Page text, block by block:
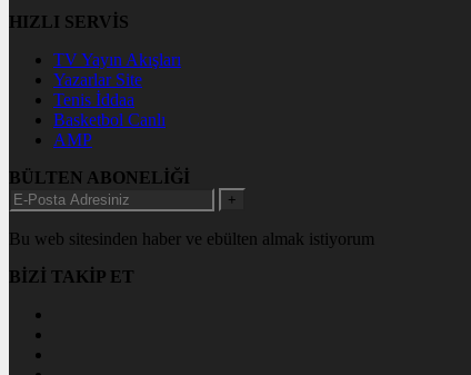
HIZLI SERVİS
TV Yayın Akışları
Yazarlar Site
Tenis İddaa
Basketbol Canlı
AMP
BÜLTEN ABONELİĞİ
+
Bu web sitesinden haber ve ebülten almak istiyorum
BİZİ TAKİP ET